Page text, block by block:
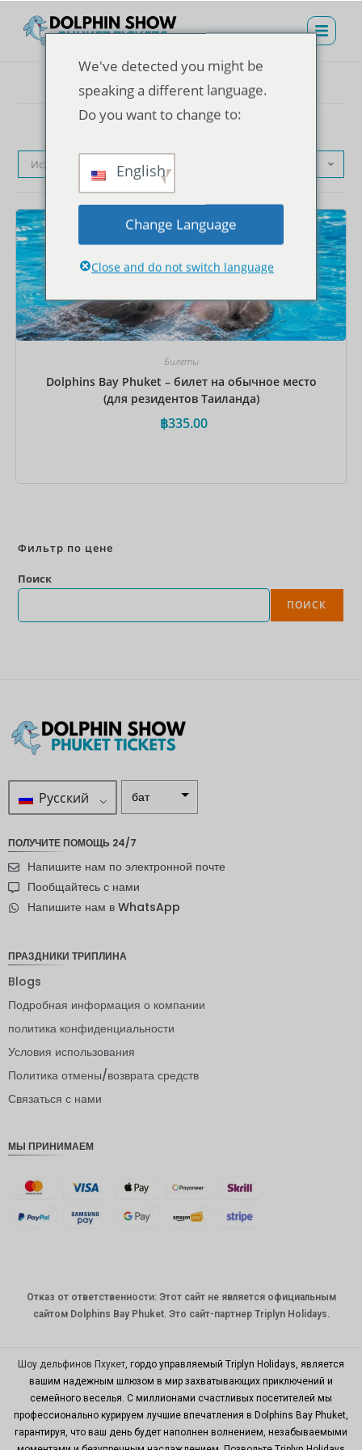
Исходная сортировка
Билеты
Dolphins Bay Phuket – билет на обычное место
(для резидентов Таиланда)
฿335.00
Фильтр по цене
Поиск
ПОИСК
Русский бат
я крона
андский
ЙЕНА
евро
ая
крона
САПР
корейск
ая вона
китайски
й юань
ПОЛУЧИТЕ ПОМОЩЬ 24/7
Напишите нам по электронной почте
Пообщайтесь с нами
Напишите нам в WhatsApp
ПРАЗДНИКИ ТРИПЛИНА
Blogs
Подробная информация о компании
политика конфиденциальности
Условия использования
Политика отмены/возврата средств
Связаться с нами
МЫ ПРИНИМАЕМ
Отказ от ответственности: Этот сайт не является официальным
сайтом Dolphins Bay Phuket. Это сайт-партнер Triplyn Holidays.
Шоу дельфинов Пхукет , гордо управляемый Triplyn Holidays, является
вашим надежным шлюзом в мир захватывающих приключений и
семейного веселья. С миллионами счастливых посетителей мы
профессионально курируем лучшие впечатления в Dolphins Bay Phuket,
гарантируя, что ваш день будет наполнен волнением, незабываемыми
We've detected you might be
speaking a different language.
Do you want to change to:
English
Change Language
Close and do not switch language